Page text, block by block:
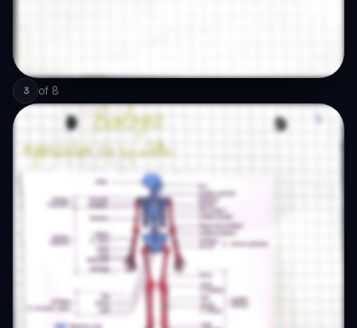
3 of 8